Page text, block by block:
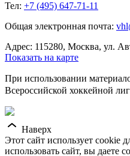
Тел: +7 (495) 647-71-11
Общая электронная почта:
Адрес: 115280, Москва, ул.
Показать на карте
При использовании
Всероссийской хоккейной
Наверх
Этот сайт использует cookie
использовать сайт, вы даете